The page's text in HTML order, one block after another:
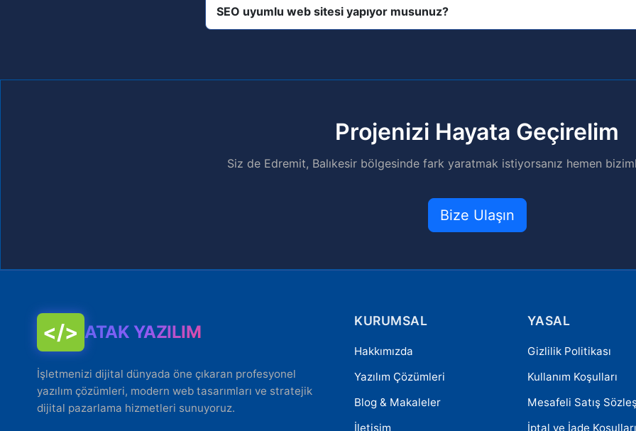
SEO uyumlu web sitesi yapıyor musunuz?
Projenizi Hayata Geçirelim
Siz de Edremit, Balıkesir bölgesinde fark yaratmak istiyorsanız hemen
Bize Ulaşın
</> ATAK YAZILIM
İşletmenizi dijital dünyada öne çıkaran profesyonel
yazılım çözümleri, modern web tasarımları ve stratejik
dijital pazarlama hizmetleri sunuyoruz.
KURUMSAL
Hakkımızda
Yazılım Çözümleri
Blog & Makaleler
İletişim
YASAL
Gizlilik Politikası
Kullanım Koşulları
Mesafeli Satış
İptal ve İade Koşulları